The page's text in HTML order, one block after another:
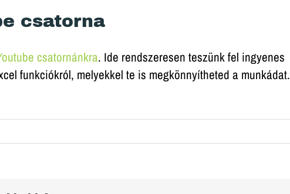
csatorna
csatornánkra. Ide rendszeresen teszünk fel ingyenes
funkciókról, melyekkel te is megkönnyítheted a munkádat.